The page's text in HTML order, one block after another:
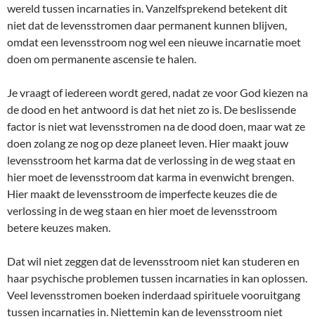
wereld tussen incarnaties in. Vanzelfsprekend betekent dit
niet dat de levensstromen daar permanent kunnen blijven,
omdat een levensstroom nog wel een nieuwe incarnatie moet
doen om permanente ascensie te halen.
Je vraagt of iedereen wordt gered, nadat ze voor God kiezen na
de dood en het antwoord is dat het niet zo is. De beslissende
factor is niet wat levensstromen na de dood doen, maar wat ze
doen zolang ze nog op deze planeet leven. Hier maakt jouw
levensstroom het karma dat de verlossing in de weg staat en
hier moet de levensstroom dat karma in evenwicht brengen.
Hier maakt de levensstroom de imperfecte keuzes die de
verlossing in de weg staan en hier moet de levensstroom
betere keuzes maken.
Dat wil niet zeggen dat de levensstroom niet kan studeren en
haar psychische problemen tussen incarnaties in kan oplossen.
Veel levensstromen boeken inderdaad spirituele vooruitgang
tussen incarnaties in. Niettemin kan de levensstroom niet